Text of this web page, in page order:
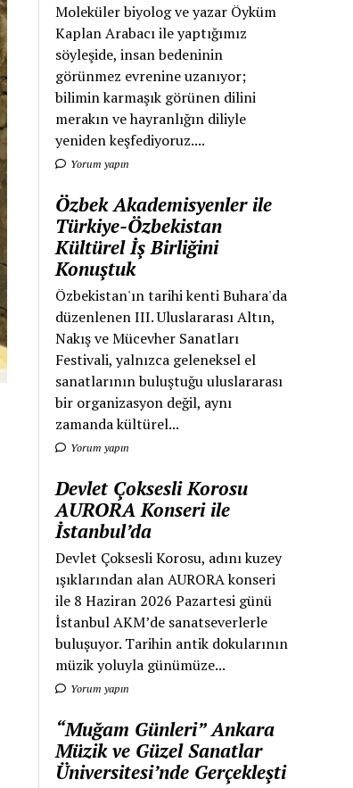
Moleküler biyolog ve yazar Öyküm
Kaplan Arabacı ile yaptığımız
söyleşide, insan bedeninin
görünmez evrenine uzanıyor;
bilimin karmaşık görünen dilini
merakın ve hayranlığın diliyle
yeniden keşfediyoruz....
Yorum yapın
Özbek Akademisyenler ile
Türkiye-Özbekistan
Kültürel İş Birliğini
Konuştuk
Özbekistan'ın tarihi kenti Buhara'da
düzenlenen III. Uluslararası Altın,
Nakış ve Mücevher Sanatları
Festivali, yalnızca geleneksel el
sanatlarının buluştuğu uluslararası
bir organizasyon değil, aynı
zamanda kültürel...
Yorum yapın
Devlet Çoksesli Korosu
AURORA Konseri ile
İstanbul’da
Devlet Çoksesli Korosu, adını kuzey
ışıklarından alan AURORA konseri
ile 8 Haziran 2026 Pazartesi günü
İstanbul AKM’de sanatseverlerle
buluşuyor. Tarihin antik dokularının
müzik yoluyla günümüze...
Yorum yapın
“Muğam Günleri” Ankara
Müzik ve Güzel Sanatlar
Üniversitesi’nde Gerçekleşti